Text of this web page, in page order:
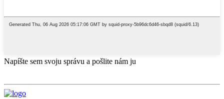
Napíšte sem svoju správu a pošlite nám ju